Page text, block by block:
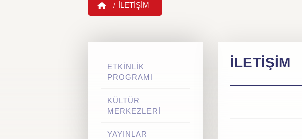
İLETİŞİM
ETKİNLİK
PROGRAMI
KÜLTÜR
MERKEZLERİ
YAYINLAR
İLETİŞİM